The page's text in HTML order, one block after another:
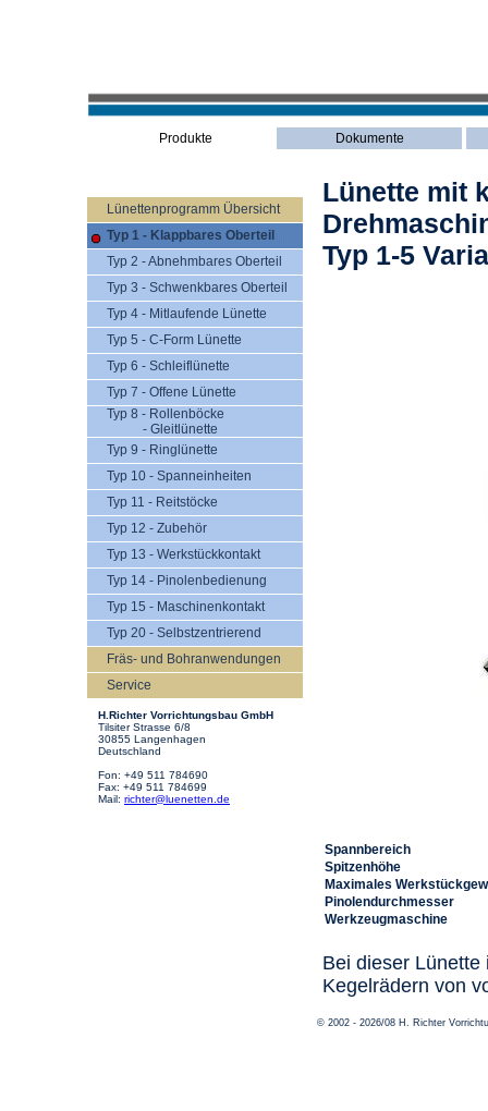
Produkte Dokumente
Lünettenprogramm Übersicht
Typ 1 - Klappbares Oberteil
Typ 2 - Abnehmbares Oberteil
Typ 3 - Schwenkbares Oberteil
Typ 4 - Mitlaufende Lünette
Typ 5 - C-Form Lünette
Typ 6 - Schleiflünette
Typ 7 - Offene Lünette
Typ 8 - Rollenböcke
- Gleitlünette
Typ 9 - Ringlünette
Typ 10 - Spanneinheiten
Typ 11 - Reitstöcke
Typ 12 - Zubehör
Typ 13 - Werkstückkontakt
Typ 14 - Pinolenbedienung
Typ 15 - Maschinenkontakt
Typ 20 - Selbstzentrierend
Fräs- und Bohranwendungen
Service
H.Richter Vorrichtungsbau GmbH
Tilsiter Strasse 6/8
30855 Langenhagen
Deutschland
Fon: +49 511 784690
Fax: +49 511 784699
Mail: richter@luenetten.de
Lünette mit
Typ 1-5
Spannbereich
Spitzenhöhe
Maximales
Pinolendurchmesser
Werkzeugmaschine
Bei dieser
Kegelrädern von
© 2002 - 2026/08 H. Richter